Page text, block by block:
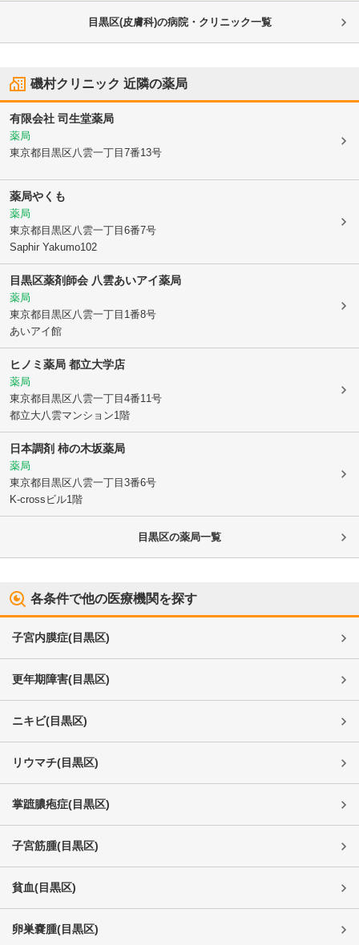
目黒区(皮膚科)の病院・クリニック一覧
磯村クリニック 近隣の薬局
有限会社 司生堂薬局
薬局
東京都目黒区 八雲一丁目7番13号
薬局やくも
薬局
東京都目黒区 八雲一丁目6番7号
Saphir Yakumo102
目黒区薬剤師会 八雲あいアイ薬局
薬局
東京都目黒区 八雲一丁目1番8号
あいアイ館
ヒノミ薬局 都立大学店
薬局
東京都目黒区 八雲一丁目4番11号
都立大八雲マンション1階
日本調剤 柿の木坂薬局
薬局
東京都目黒区 八雲一丁目3番6号
K-crossビル1階
目黒区の薬局一覧
各条件で他の医療機関を探す
子宮内膜症(目黒区)
更年期障害(目黒区)
ニキビ(目黒区)
リウマチ(目黒区)
掌蹠膿疱症(目黒区)
子宮筋腫(目黒区)
貧血(目黒区)
卵巣嚢腫(目黒区)